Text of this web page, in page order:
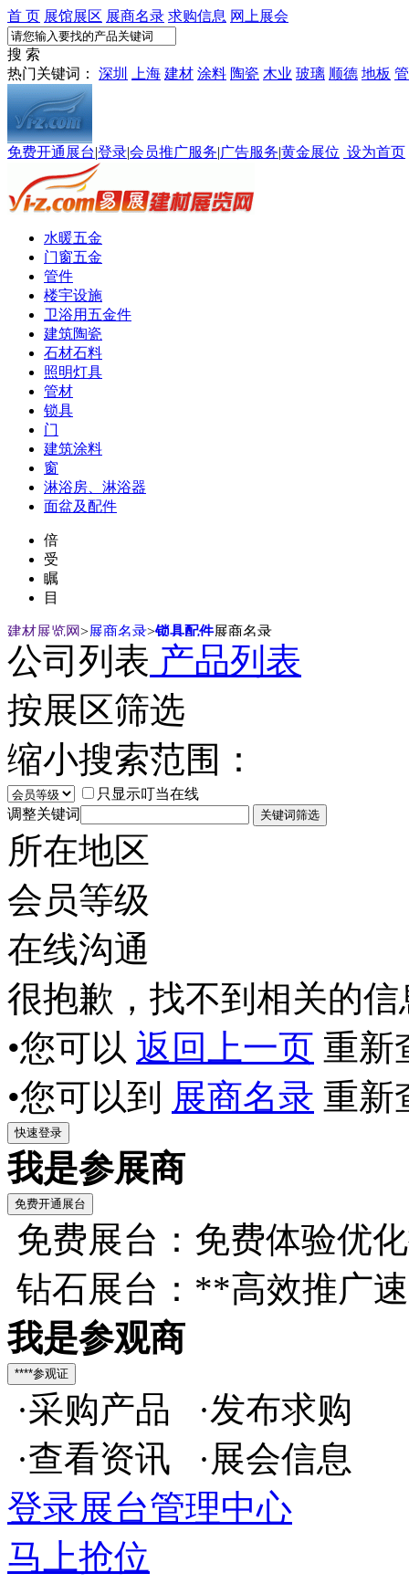
首 页 展馆展区 展商名录 求购信息 网上展会
搜 索
热门关键词： 深圳 上海 建材 涂料 陶瓷 木业 玻璃 顺德 地板
免费开通展台|登录|会员推广服务|广告服务|黄金展位 设为首页
水暖五金
门窗五金
管件
楼宇设施
卫浴用五金件
建筑陶瓷
石材石料
照明灯具
管材
锁具
门
建筑涂料
窗
淋浴房、淋浴器
面盆及配件
倍
受
瞩
目
建材展览网>展商名录>锁具配件展商名录
公司列表 产品列表
按展区筛选
缩小搜索范围：
只显示叮当在线
调整关键词
所在地区
会员等级
在线沟通
很抱歉，找不到相关的信
•您可以 返回上一页 重新
•您可以到 展商名录 重新
我是参展商
免费展台：免费体验优
钻石展台：**高效推广
我是参观商
·采购产品 ·发布求购
·查看资讯 ·展会信息
登录展台管理中心
马上抢位